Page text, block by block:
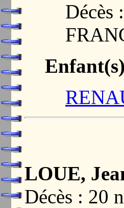
Décès
Enfant(s)
LOUE,
Décès : 20